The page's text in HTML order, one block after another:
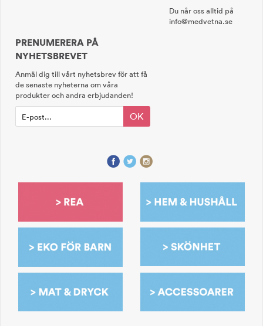
Du når oss alltid på
info@medvetna.se
PRENUMERERA PÅ
NYHETSBREVET
Anmäl dig till vårt nyhetsbrev för att få
de senaste nyheterna om våra
produkter och andra erbjudanden!
OK